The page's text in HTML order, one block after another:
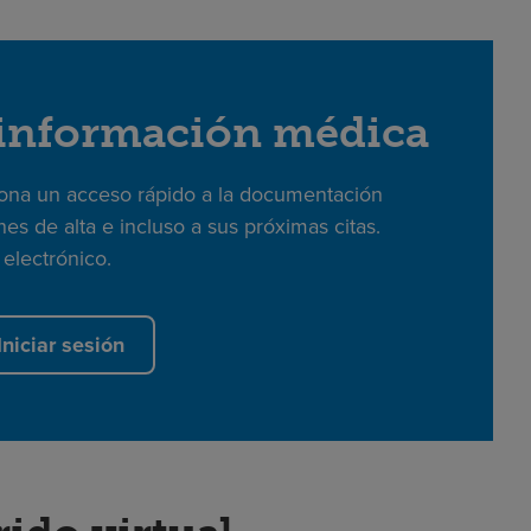
médica
un acceso rápido a la documentación
de alta e incluso a sus próximas citas.
sesión